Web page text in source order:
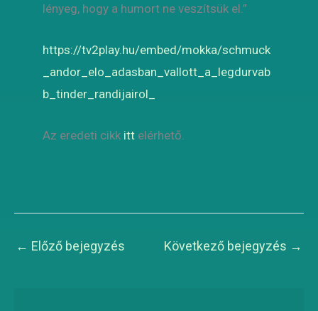
lényeg, hogy a humort ne veszítsük el.”
https://tv2play.hu/embed/mokka/schmuck
_andor_elo_adasban_vallott_a_legdurvab
b_tinder_randijairol_
Az eredeti cikk itt elérhető.
← Előző bejegyzés Következő bejegyzés →